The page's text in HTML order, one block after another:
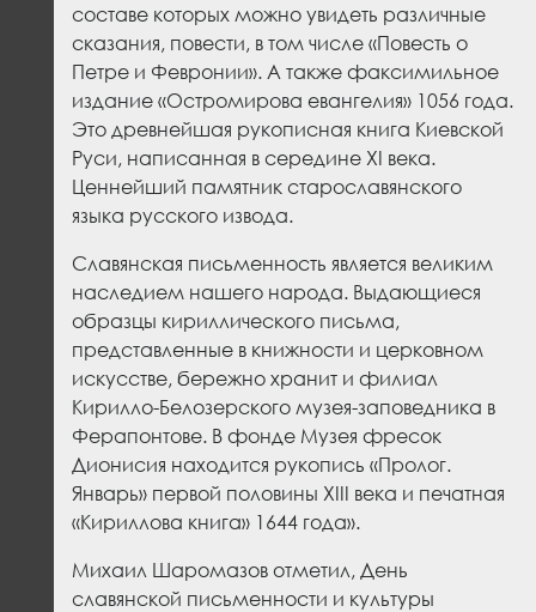
составе которых можно увидеть различные
сказания, повести, в том числе «Повесть о
Петре и Февронии». А также факсимильное
издание «Остромирова евангелия» 1056 года.
Это древнейшая рукописная книга Киевской
Руси, написанная в середине XI века.
Ценнейший памятник старославянского
языка русского извода.
Славянская письменность является великим
наследием нашего народа. Выдающиеся
образцы кириллического письма,
представленные в книжности и церковном
искусстве, бережно хранит и филиал
Кирилло-Белозерского музея-заповедника в
Ферапонтове. В фонде Музея фресок
Дионисия находится рукопись «Пролог.
Январь» первой половины XIII века и печатная
«Кириллова книга» 1644 года».
Михаил Шаромазов отметил, День
славянской письменности и культуры